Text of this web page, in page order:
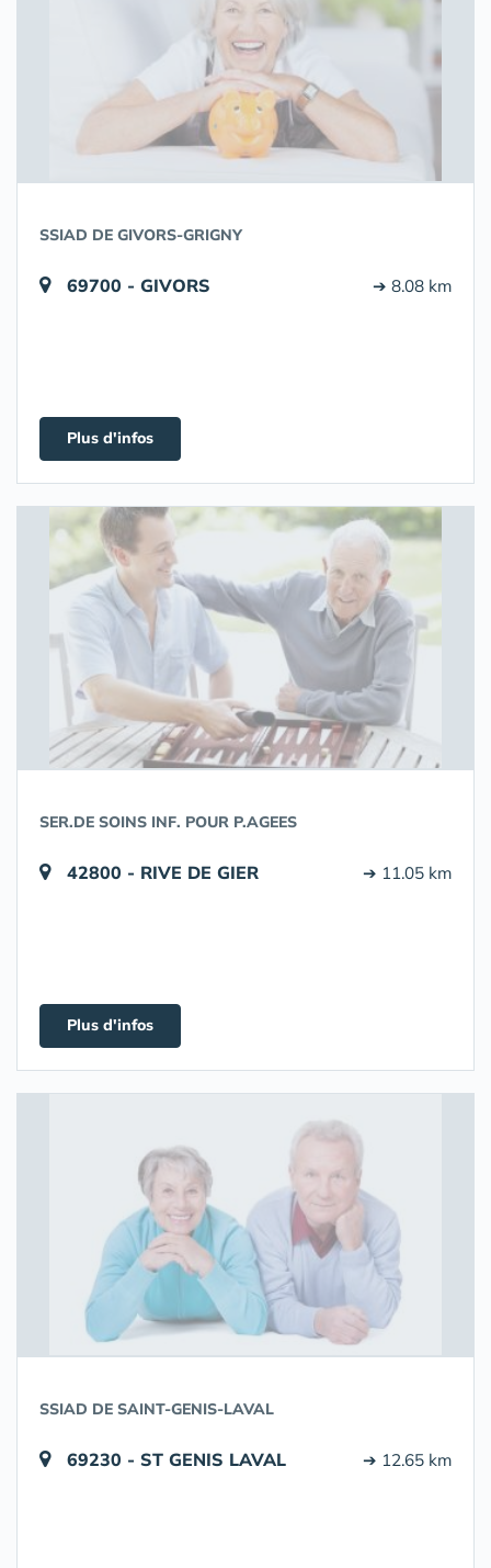
SSIAD DE GIVORS-GRIGNY
69700 - GIVORS ➔ 8.08 km
Plus d'infos
SER.DE SOINS INF. POUR P.AGEES
42800 - RIVE DE GIER ➔ 11.05 km
Plus d'infos
SSIAD DE SAINT-GENIS-LAVAL
69230 - ST GENIS LAVAL ➔ 12.65 km